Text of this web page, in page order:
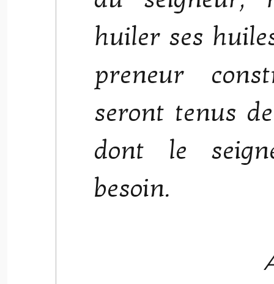
huiler ses
preneur
seront tenus
dont le
besoin.